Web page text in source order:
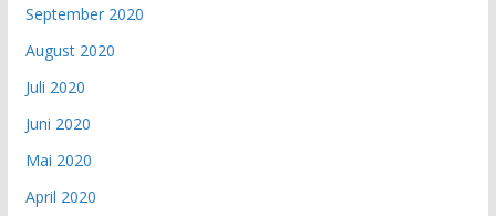
September 2020
August 2020
Juli 2020
Juni 2020
Mai 2020
April 2020